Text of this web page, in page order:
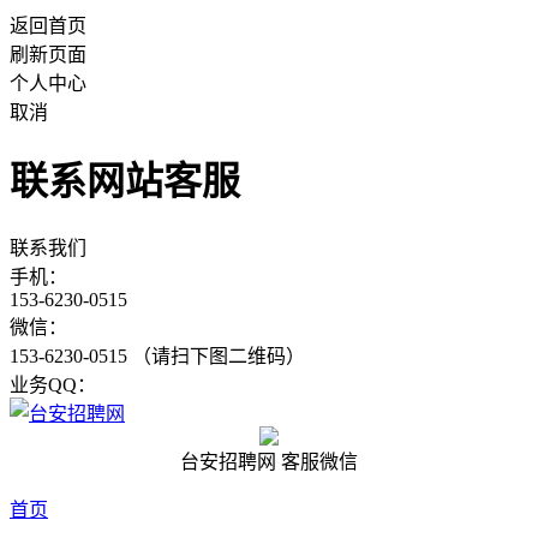
返回首页
刷新页面
个人中心
取消
联系网站客服
联系我们
手机：
153-6230-0515
微信：
153-6230-0515 （请扫下图二维码）
业务QQ：
台安招聘网 客服微信
首页